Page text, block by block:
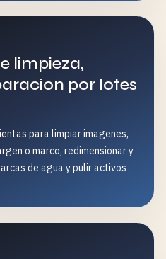
limpieza,
por lotes
para limpiar imagenes,
o marco, redimensionar y
de agua y pulir activos